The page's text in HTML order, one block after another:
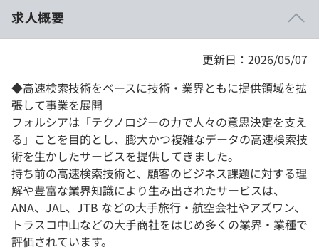
契約内容・クーポン
求人概要
更新日：2026/05/07
◆高速検索技術をベースに技術・業界ともに提供領域を拡
張して事業を展開
フォルシアは「テクノロジーの力で人々の意思決定を支え
る」ことを目的とし、膨大かつ複雑なデータの高速検索技
術を生かしたサービスを提供してきました。
持ち前の高速検索技術と、顧客のビジネス課題に対する理
解や豊富な業界知識により生み出されたサービスは、
ANA、JAL、JTB などの大手旅行・航空会社やアズワン、
トラスコ中山などの大手商社をはじめ多くの業界・業種で
評価されています。